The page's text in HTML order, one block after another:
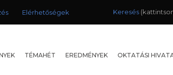
Elérhetőségek Keresés
TÉMAHÉT EREDMÉNYEK OKTATÁSI